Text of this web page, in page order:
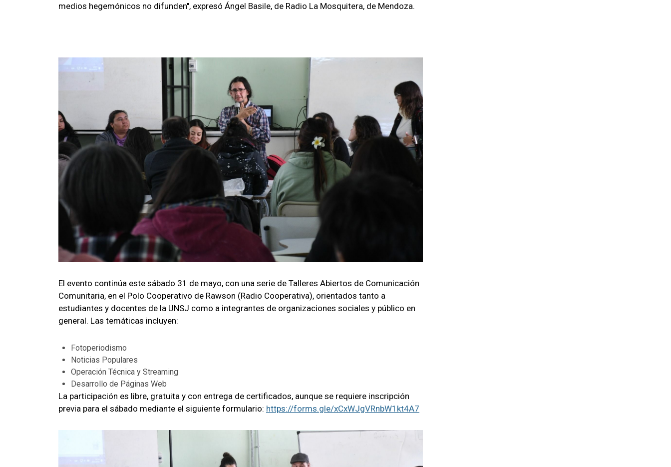
medios hegemónicos no difunden", expresó Ángel Basile, de Radio La Mosquitera, de Mendoza.
El evento continúa este sábado 31 de mayo, con una serie de Talleres Abiertos de Comunicación
Comunitaria, en el Polo Cooperativo de Rawson (Radio Cooperativa), orientados tanto a
estudiantes y docentes de la UNSJ como a integrantes de organizaciones sociales y público en
general. Las temáticas incluyen:
Fotoperiodismo
Noticias Populares
Operación Técnica y Streaming
Desarrollo de Páginas Web
La participación es libre, gratuita y con entrega de certificados, aunque se requiere inscripción
previa para el sábado mediante el siguiente formulario: https://forms.gle/xCxWJgVRnbW1kt4A7